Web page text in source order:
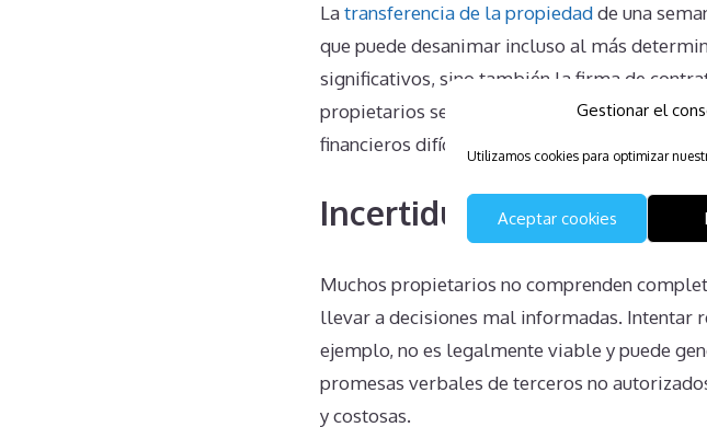
Gestionar el
Utilizamos cookies para optimizar
Aceptar cookies
Latransferencia de la propiedadde una
que puede desanimar incluso al más
significativos, sino también la firma de
propietarios se encuentran atados a su
financieros difíciles de manejar por cuenta
Incertidumbre sobre los
Muchos propietarios no comprenden
llevar a decisiones mal informadas. Intentar
ejemplo, no es legalmente viable y puede
promesas verbales de terceros no
y costosas.